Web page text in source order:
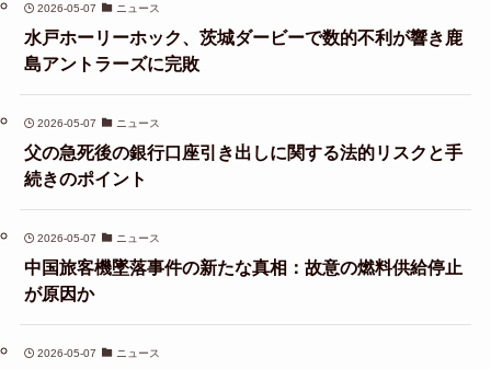
2026-05-07 ニュース
水戸ホーリーホック、茨城ダービーで数的不利が響き鹿
島アントラーズに完敗
2026-05-07 ニュース
父の急死後の銀行口座引き出しに関する法的リスクと手
続きのポイント
2026-05-07 ニュース
中国旅客機墜落事件の新たな真相：故意の燃料供給停止
が原因か
2026-05-07 ニュース